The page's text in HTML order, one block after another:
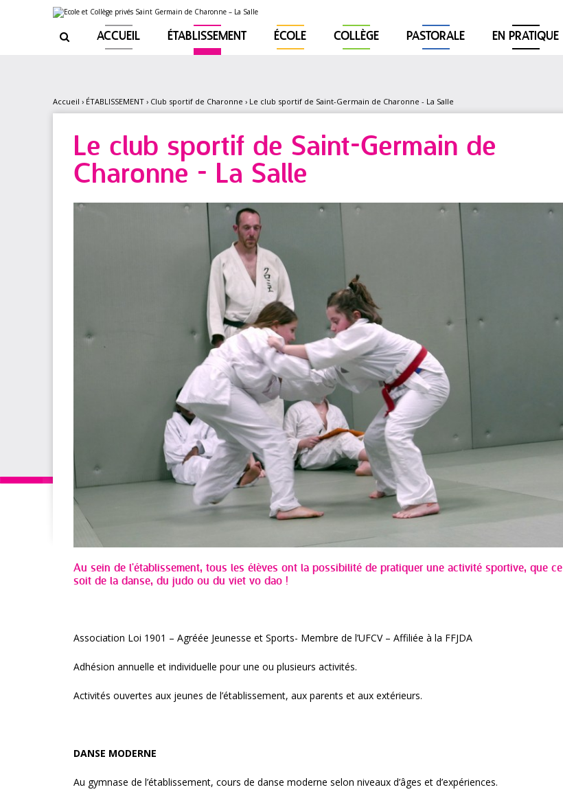
 ACCUEIL ÉTABLISSEMENT ÉCOLE COLLÈGE PASTORALE EN PRATIQUE
Accueil › ÉTABLISSEMENT › Club sportif de Charonne › Le club sportif de Saint-Germain de Charonne - La Salle
Le club sportif de Saint-Germain de
Charonne - La Salle
Au sein de l'établissement, tous les élèves ont la possibilité de pratiquer une activité sportive, que ce
soit de la danse, du judo ou du viet vo dao !
Association Loi 1901 – Agréée Jeunesse et Sports- Membre de l’UFCV – Affiliée à la FFJDA
Adhésion annuelle et individuelle pour une ou plusieurs activités.
Activités ouvertes aux jeunes de l’établissement, aux parents et aux extérieurs.
DANSE MODERNE
Au gymnase de l’établissement, cours de danse moderne selon niveaux d’âges et d’expériences.